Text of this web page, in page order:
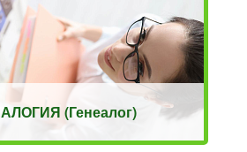
(Генеалог)